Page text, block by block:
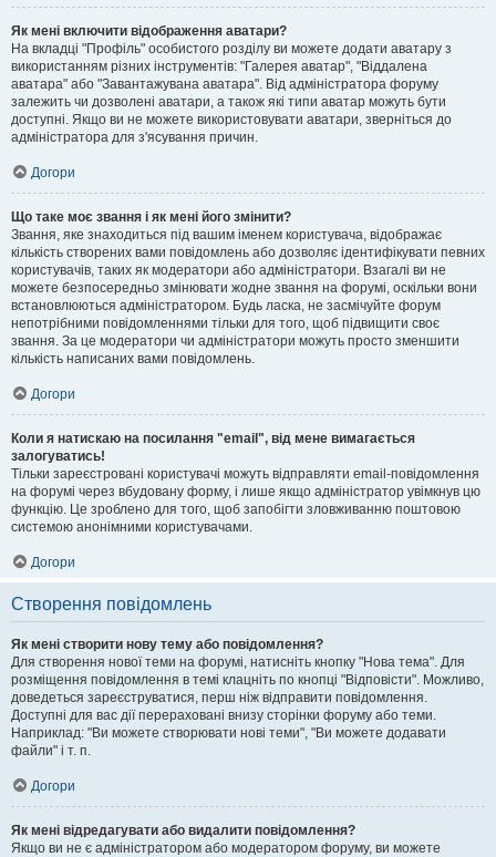
Як мені включити відображення аватари?
На вкладці "Профіль" особистого розділу ви можете додати аватару з
використанням різних інструментів: "Галерея аватар", "Віддалена
аватара" або "Завантажувана аватара". Від адміністратора форуму
залежить чи дозволені аватари, а також які типи аватар можуть бути
доступні. Якщо ви не можете використовувати аватари, зверніться до
адміністратора для з'ясування причин.
Догори
Що таке моє звання і як мені його змінити?
Звання, яке знаходиться під вашим іменем користувача, відображає
кількість створених вами повідомлень або дозволяє ідентифікувати певних
користувачів, таких як модератори або адміністратори. Взагалі ви не
можете безпосередньо змінювати жодне звання на форумі, оскільки вони
встановлюються адміністратором. Будь ласка, не засмічуйте форум
непотрібними повідомленнями тільки для того, щоб підвищити своє
звання. За це модератори чи адміністратори можуть просто зменшити
кількість написаних вами повідомлень.
Догори
Коли я натискаю на посилання "email", від мене вимагається
залогуватись!
Тільки зареєстровані користувачі можуть відправляти email-повідомлення
на форумі через вбудовану форму, і лише якщо адміністратор увімкнув цю
функцію. Це зроблено для того, щоб запобігти зловживанню поштовою
системою анонімними користувачами.
Догори
Створення повідомлень
Як мені створити нову тему або повідомлення?
Для створення нової теми на форумі, натисніть кнопку "Нова тема". Для
розміщення повідомлення в темі клацніть по кнопці "Відповісти". Можливо,
доведеться зареєструватися, перш ніж відправити повідомлення.
Доступні для вас дії перераховані внизу сторінки форуму або теми.
Наприклад: "Ви можете створювати нові теми", "Ви можете додавати
файли" і т. п.
Догори
Як мені відредагувати або видалити повідомлення?
Якщо ви не є адміністратором або модератором форуму, ви можете